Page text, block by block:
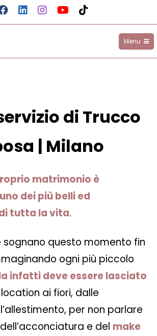
up
Menu
di Trucco
| Milano
matrimonio è
dei più belli ed
tutta la vita.
sognano questo momento fin
ogni più piccolo
infatti deve essere lasciato
ai fiori, dalle
per non parlare
e del make